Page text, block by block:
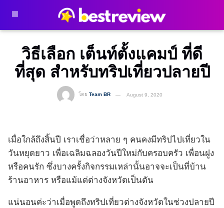
วิธีเลือก เต็นท์ตั้งแคมป์ ที่ดี
ที่สุด สำหรับทริปเที่ยวปลายปี
โดย Team BR August 9, 2020
เมื่อใกล้ถึงสิ้นปี เราเชื่อว่าหลาย ๆ คนคงมีทริปไปเที่ยวใน
วันหยุดยาว เพื่อเฉลิมฉลองวันปีใหม่กับครอบครัว เพื่อนฝูง
หรือคนรัก ซึ่งบางครั้งกิจกรรมเหล่านั้นอาจจะเป็นที่บ้าน
ร้านอาหาร หรือแม้แต่ต่างจังหวัดเป็นตัน
แน่นอนค่ะว่าเมื่อพูดถึงทริปเที่ยวต่างจังหวัดในช่วงปลายปี